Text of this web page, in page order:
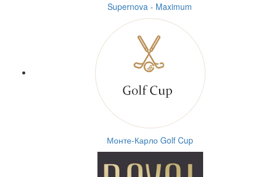
Supernova - Maximum
Монте-Карло Golf Cup